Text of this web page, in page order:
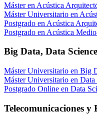
Máster en Acústica
Máster Universitario en
Postgrado en Acústica
Postgrado en Acústica
Big Data, Data
Máster Universitario en Big
Máster Universitario en Data
Postgrado Online en Data
Telecomunicaciones y